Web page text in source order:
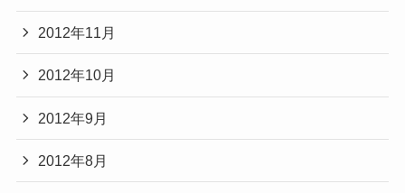
2012年11月
2012年10月
2012年9月
2012年8月